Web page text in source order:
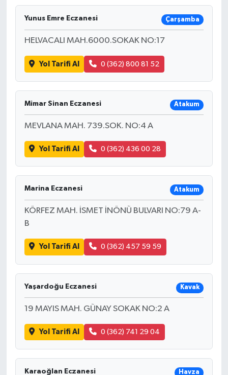
Yunus Emre Eczanesi Çarşamba
HELVACALI MAH.6000.SOKAK NO:17
Yol Tarifi Al 0 (362) 800 81 52
Mimar Sinan Eczanesi Atakum
MEVLANA MAH. 739.SOK. NO:4 A
Yol Tarifi Al 0 (362) 436 00 28
Marina Eczanesi Atakum
KÖRFEZ MAH. İSMET İNÖNÜ BULVARI NO:79 A-
B
Yol Tarifi Al 0 (362) 457 59 59
Yaşardoğu Eczanesi Kavak
19 MAYIS MAH. GÜNAY SOKAK NO:2 A
Yol Tarifi Al 0 (362) 741 29 04
Karaoğlan Eczanesi Havza